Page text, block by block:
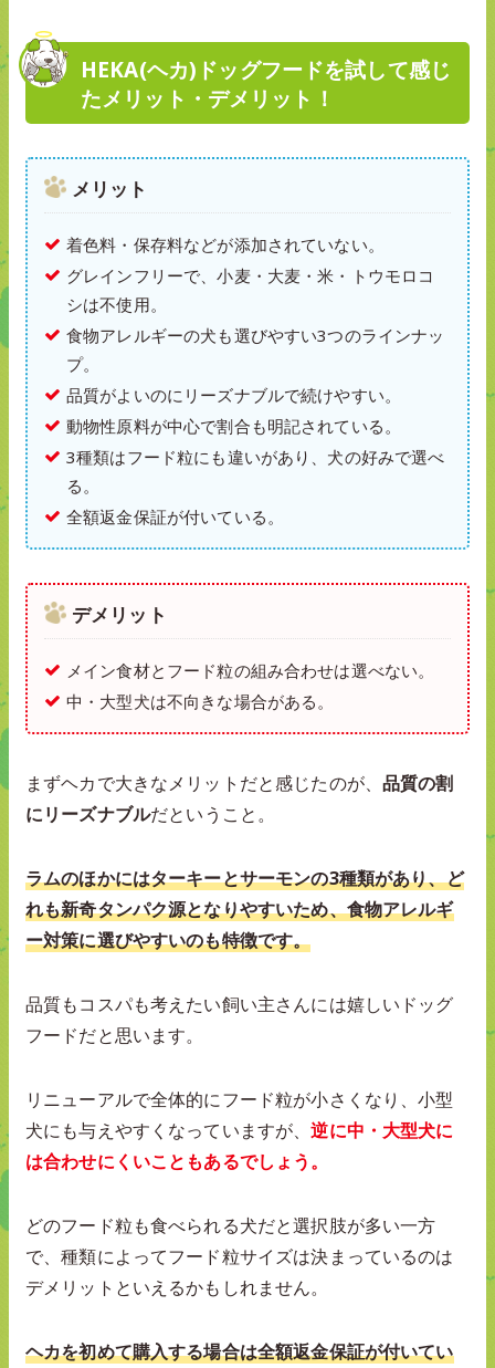
HEKA(ヘカ)ドッグフードを試して感じ
たメリット・デメリット！
メリット
着色料・保存料などが添加されていない。
グレインフリーで、小麦・大麦・米・トウモロコ
シは不使用。
食物アレルギーの犬も選びやすい3つのラインナッ
プ。
品質がよいのにリーズナブルで続けやすい。
動物性原料が中心で割合も明記されている。
3種類はフード粒にも違いがあり、犬の好みで選べ
る。
全額返金保証が付いている。
デメリット
メイン食材とフード粒の組み合わせは選べない。
中・大型犬は不向きな場合がある。
まずヘカで大きなメリットだと感じたのが、 品質の割
にリーズナブルだということ。
ラムのほかにはターキーとサーモンの3種類があり、ど
れも新奇タンパク源となりやすいため、食物アレルギ
ー対策に選びやすいのも特徴です。
品質もコスパも考えたい飼い主さんには嬉しいドッグ
フードだと思います。
リニューアルで全体的にフード粒が小さくなり、小型
犬にも与えやすくなっていますが、逆に中・大型犬に
は合わせにくいこともあるでしょう。
どのフード粒も食べられる犬だと選択肢が多い一方
で、種類によってフード粒サイズは決まっているのは
デメリットといえるかもしれません。
ヘカを初めて購入する場合は全額返金保証が付いてい